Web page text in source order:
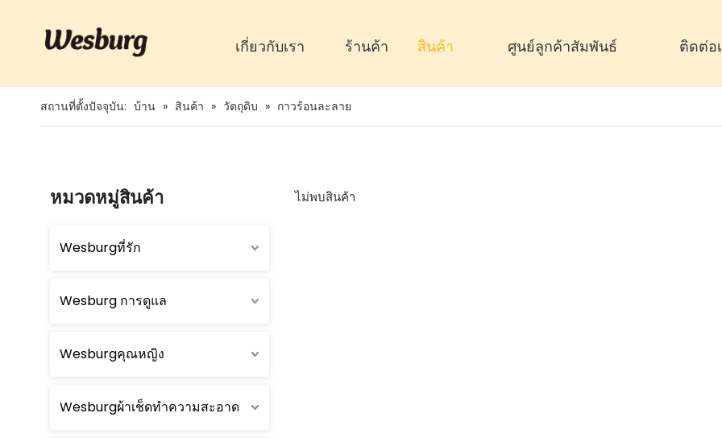
เกี่ยวกับเรา ร้านค้า สินค้า ศูนย์ลูกค้าสัมพันธ์ ติดต่อ
สถานที่ตั้งปัจจุบัน: บ้าน » สินค้า » วัตถุดิบ » กาวร้อนละลาย
หมวดหมู่สินค้า
Wesburgที่รัก
Wesburg การดูแล
Wesburgคุณหญิง
Wesburgผ้าเช็ดทำความสะอาด
ไม่พบสินค้า